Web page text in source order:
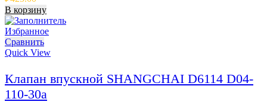
В корзину
Избранное
Сравнить
Quick View
Клапан впускной SHANGCHAI D6114 D04-
110-30a